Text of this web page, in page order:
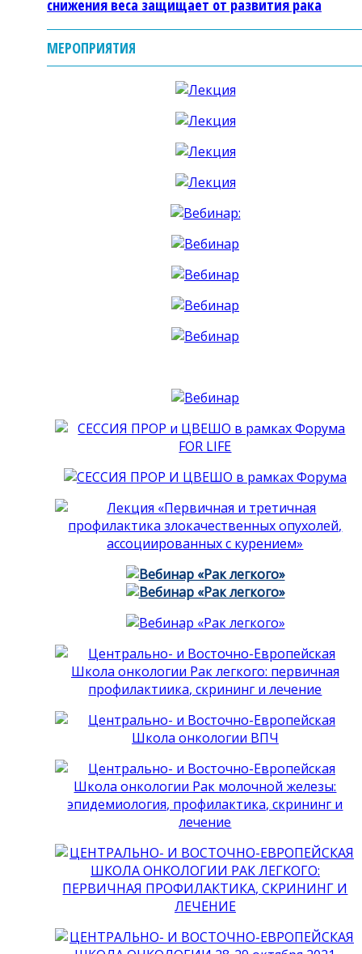
снижения веса защищает от развития рака
МЕРОПРИЯТИЯ